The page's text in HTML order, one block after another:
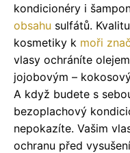
kondicionéry i
obsahu sulfátů.
kosmetiky k moři
vlasy ochráníte
jojobovým –
A když budete s
bezoplachový
nepokazíte. Vašim
ochranu před